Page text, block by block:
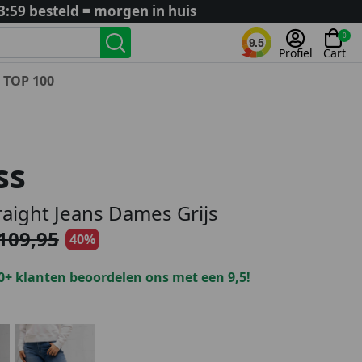
besteld = morgen in huis
9.5
Profiel
0
Cart
België
Engeland
TOP 100
Jeans Dames Grijs
40%
klanten beoordelen ons met een 9,5!